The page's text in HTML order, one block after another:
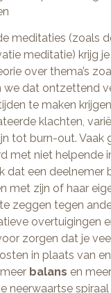
meditaties (zoals
meditatie) krijg
over thema’s
we dat ontzettend
te maken krijgen
klachten,
tot burn-out. Vaak
met niet helpende
dat een deelnemer
met zijn of haar
zeggen tegen
overtuigingen
zorgen dat je
in plaats van
balans en
neerwaartse